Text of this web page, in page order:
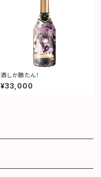
酒しか勝たん！
¥33,000